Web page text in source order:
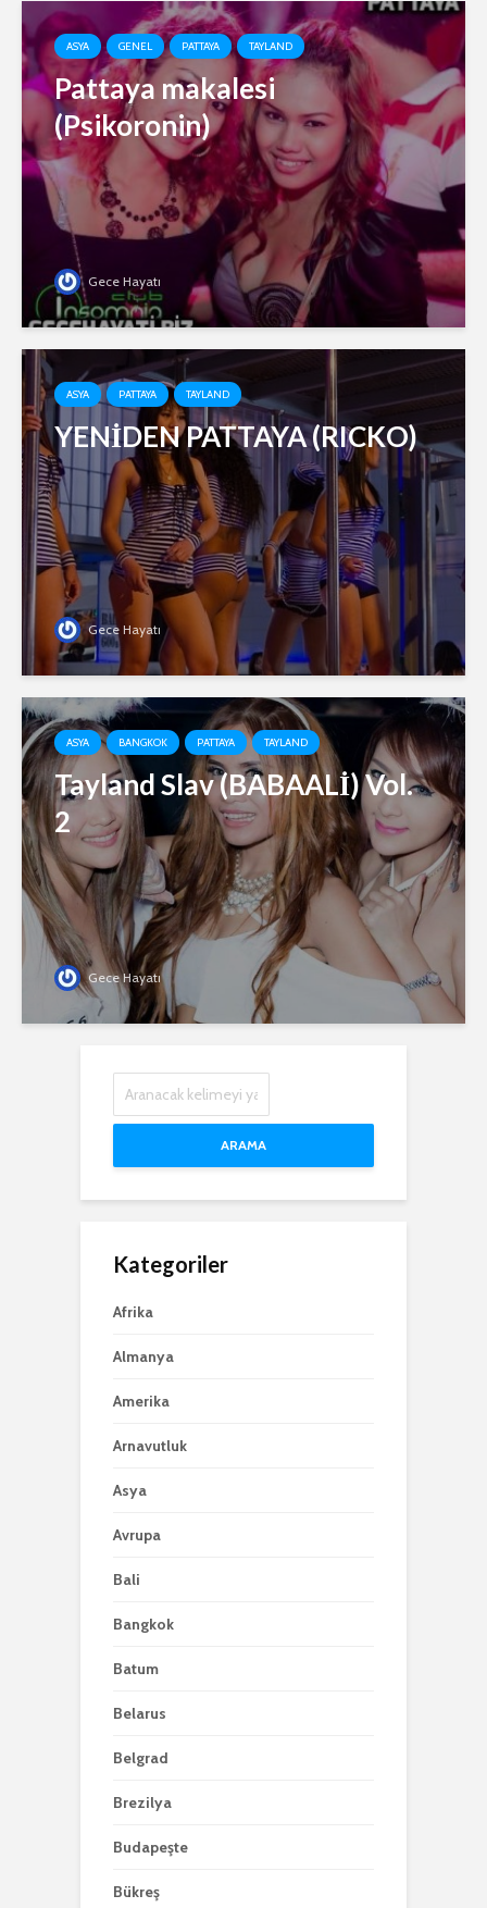
ASYA GENEL PATTAYA TAYLAND
Pattaya makalesi
(Psikoronin)
Gece Hayatı
ASYA PATTAYA TAYLAND
YENİDEN PATTAYA (RICKO)
Gece Hayatı
ASYA BANGKOK PATTAYA TAYLAND
Tayland Slav (BABAALİ) Vol.
2
Gece Hayatı
ARAMA
Kategoriler
Afrika
Almanya
Amerika
Arnavutluk
Asya
Avrupa
Bali
Bangkok
Batum
Belarus
Belgrad
Brezilya
Budapeşte
Bükreş